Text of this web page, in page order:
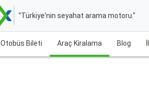
"Türkiye'nin seyahat arama motoru."
Otobüs Bileti Araç Kiralama Blog